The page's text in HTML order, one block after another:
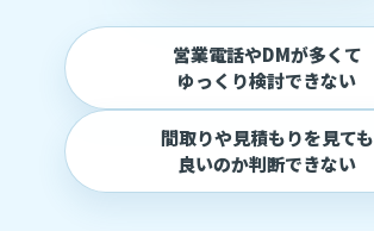
営業電話やDMが多くて
ゆっくり検討できない
間取りや見積もりを見ても
良いのか判断できない